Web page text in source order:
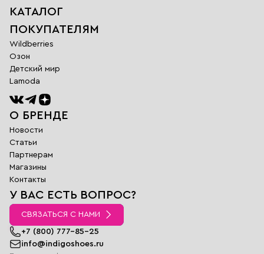
КАТАЛОГ
ПОКУПАТЕЛЯМ
Wildberries
Озон
Детский мир
Lamoda
О БРЕНДЕ
Новости
Статьи
Партнерам
Магазины
Контакты
У ВАС ЕСТЬ ВОПРОС?
СВЯЗАТЬСЯ С НАМИ
+7 (800) 777-85-25
info@indigoshoes.ru
Обратная
связь
Заполните поля
перезвонит вам в
ближайшее время